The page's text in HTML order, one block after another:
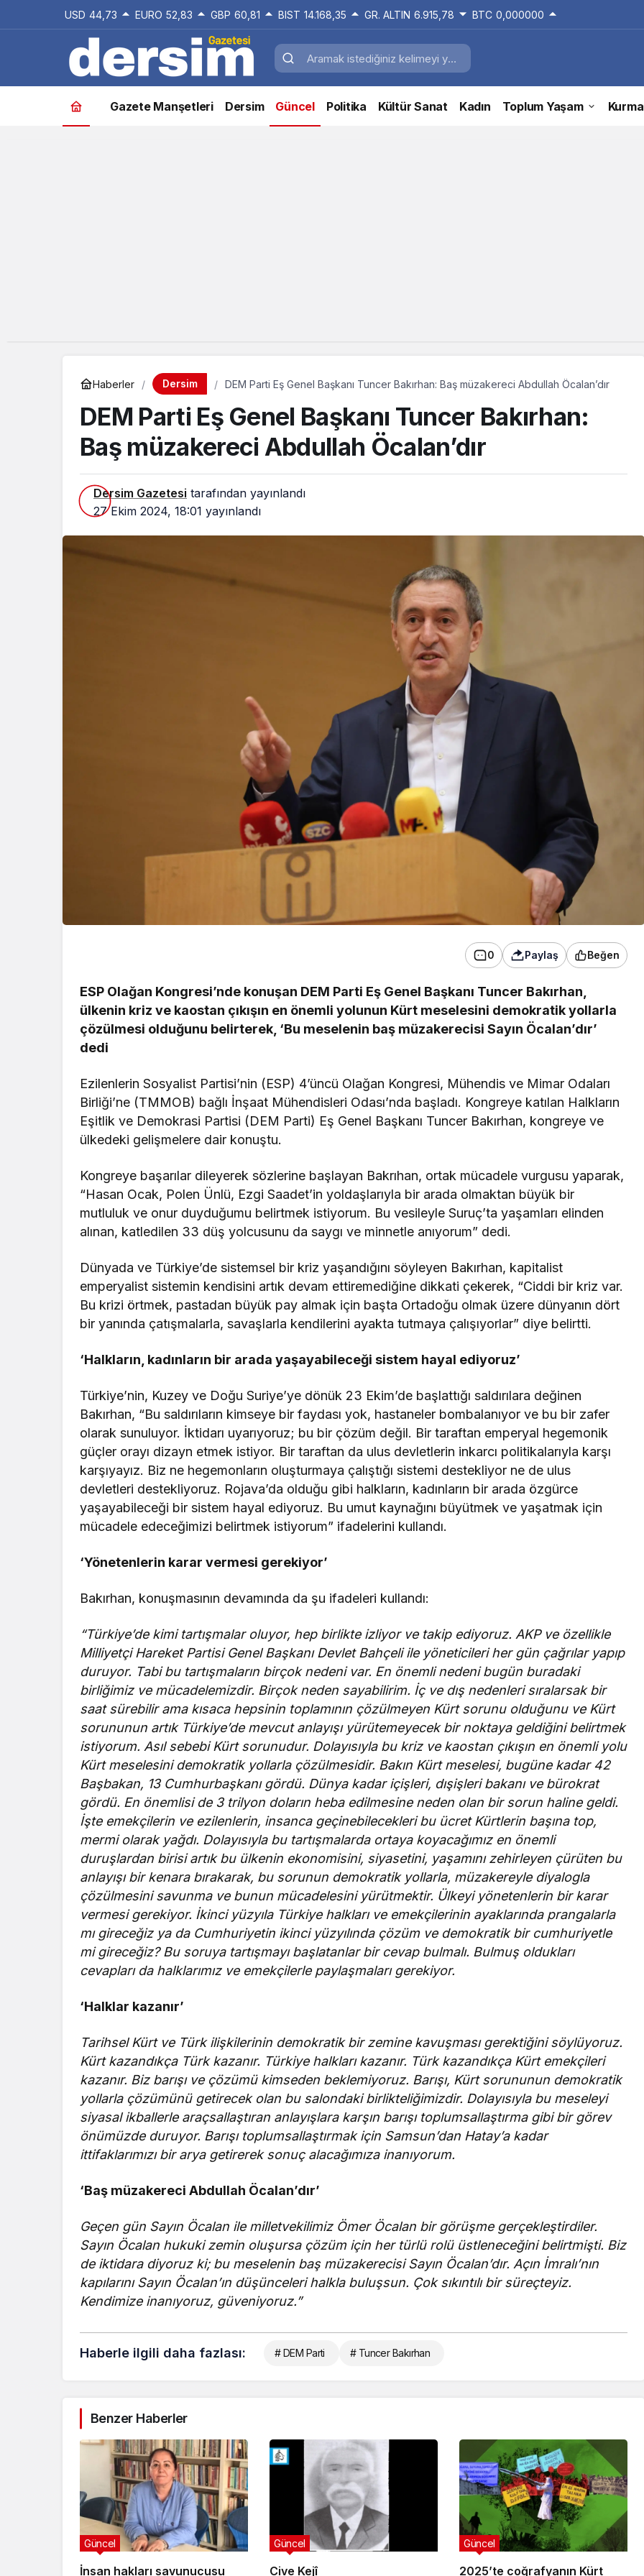
USD 44,73 EURO 52,83 GBP 60,81 BIST 14.168,35 GR. ALTIN 6.915,78 BTC 0,000000
Gazete Manşetleri Dersim Güncel Politika Kültür Sanat Kadın Toplum Yaşam
Haberler Dersim DEM Parti Eş Genel Başkanı Tuncer Bakırhan: Baş müzakereci Abdullah Öcalan’dır
DEM Parti Eş Genel Başkanı Tuncer Bakırhan:
Baş müzakereci Abdullah Öcalan’dır
Dersim Gazetesi tarafından yayınlandı
27 Ekim 2024, 18:01 yayınlandı
0 Paylaş Beğen
ESP Olağan Kongresi’nde konuşan DEM Parti Eş Genel Başkanı Tuncer Bakırhan,
ülkenin kriz ve kaostan çıkışın en önemli yolunun Kürt meselesini demokratik yollarla
çözülmesi olduğunu belirterek, ‘Bu meselenin baş müzakerecisi Sayın Öcalan’dır’
dedi
Ezilenlerin Sosyalist Partisi’nin (ESP) 4’üncü Olağan Kongresi, Mühendis ve Mimar Odaları
Birliği’ne (TMMOB) bağlı İnşaat Mühendisleri Odası’nda başladı. Kongreye katılan Halkların
Eşitlik ve Demokrasi Partisi (DEM Parti) Eş Genel Başkanı Tuncer Bakırhan, kongreye ve
ülkedeki gelişmelere dair konuştu.
Kongreye başarılar dileyerek sözlerine başlayan Bakrıhan, ortak mücadele vurgusu yaparak,
“Hasan Ocak, Polen Ünlü, Ezgi Saadet’in yoldaşlarıyla bir arada olmaktan büyük bir
mutluluk ve onur duyduğumu belirtmek istiyorum. Bu vesileyle Suruç’ta yaşamları elinden
alınan, katledilen 33 düş yolcusunu da saygı ve minnetle anıyorum” dedi.
Dünyada ve Türkiye’de sistemsel bir kriz yaşandığını söyleyen Bakırhan, kapitalist
emperyalist sistemin kendisini artık devam ettiremediğine dikkati çekerek, “Ciddi bir kriz var.
Bu krizi örtmek, pastadan büyük pay almak için başta Ortadoğu olmak üzere dünyanın dört
bir yanında çatışmalarla, savaşlarla kendilerini ayakta tutmaya çalışıyorlar” diye belirtti.
‘Halkların, kadınların bir arada yaşayabileceği sistem hayal ediyoruz’
Türkiye’nin, Kuzey ve Doğu Suriye’ye dönük 23 Ekim’de başlattığı saldırılara değinen
Bakırhan, “Bu saldırıların kimseye bir faydası yok, hastaneler bombalanıyor ve bu bir zafer
olarak sunuluyor. İktidarı uyarıyoruz; bu bir çözüm değil. Bir taraftan emperyal hegemonik
güçler orayı dizayn etmek istiyor. Bir taraftan da ulus devletlerin inkarcı politikalarıyla karşı
karşıyayız. Biz ne hegemonların oluşturmaya çalıştığı sistemi destekliyor ne de ulus
devletleri destekliyoruz. Rojava’da olduğu gibi halkların, kadınların bir arada özgürce
yaşayabileceği bir sistem hayal ediyoruz. Bu umut kaynağını büyütmek ve yaşatmak için
mücadele edeceğimizi belirtmek istiyorum” ifadelerini kullandı.
‘Yönetenlerin karar vermesi gerekiyor’
Bakırhan, konuşmasının devamında da şu ifadeleri kullandı:
“Türkiye’de kimi tartışmalar oluyor, hep birlikte izliyor ve takip ediyoruz. AKP ve özellikle
Milliyetçi Hareket Partisi Genel Başkanı Devlet Bahçeli ile yöneticileri her gün çağrılar yapıp
duruyor. Tabi bu tartışmaların birçok nedeni var. En önemli nedeni bugün buradaki
birliğimiz ve mücadelemizdir. Birçok neden sayabilirim. İç ve dış nedenleri sıralarsak bir
saat sürebilir ama kısaca hepsinin toplamının çözülmeyen Kürt sorunu olduğunu ve Kürt
sorununun artık Türkiye’de mevcut anlayışı yürütemeyecek bir noktaya geldiğini belirtmek
istiyorum. Asıl sebebi Kürt sorunudur. Dolayısıyla bu kriz ve kaostan çıkışın en önemli yolu
Kürt meselesini demokratik yollarla çözülmesidir. Bakın Kürt meselesi, bugüne kadar 42
Başbakan, 13 Cumhurbaşkanı gördü. Dünya kadar içişleri, dışişleri bakanı ve bürokrat
gördü. En önemlisi de 3 trilyon doların heba edilmesine neden olan bir sorun haline geldi.
İşte emekçilerin ve ezilenlerin, insanca geçinebilecekleri bu ücret Kürtlerin başına top,
mermi olarak yağdı. Dolayısıyla bu tartışmalarda ortaya koyacağımız en önemli
duruşlardan birisi artık bu ülkenin ekonomisini, siyasetini, yaşamını zehirleyen çürüten bu
anlayışı bir kenara bırakarak, bu sorunun demokratik yollarla, müzakereyle diyalogla
çözülmesini savunma ve bunun mücadelesini yürütmektir. Ülkeyi yönetenlerin bir karar
vermesi gerekiyor. İkinci yüzyıla Türkiye halkları ve emekçilerinin ayaklarında prangalarla
mı gireceğiz ya da Cumhuriyetin ikinci yüzyılında çözüm ve demokratik bir cumhuriyetle
mi gireceğiz? Bu soruya tartışmayı başlatanlar bir cevap bulmalı. Bulmuş oldukları
cevapları da halklarımız ve emekçilerle paylaşmaları gerekiyor.
‘Halklar kazanır’
Tarihsel Kürt ve Türk ilişkilerinin demokratik bir zemine kavuşması gerektiğini söylüyoruz.
Kürt kazandıkça Türk kazanır. Türkiye halkları kazanır. Türk kazandıkça Kürt emekçileri
kazanır. Biz barışı ve çözümü kimseden beklemiyoruz. Barışı, Kürt sorununun demokratik
yollarla çözümünü getirecek olan bu salondaki birlikteliğimizdir. Dolayısıyla bu meseleyi
siyasal ikballerle araçsallaştıran anlayışlara karşın barışı toplumsallaştırma gibi bir görev
önümüzde duruyor. Barışı toplumsallaştırmak için Samsun’dan Hatay’a kadar
ittifaklarımızı bir arya getirerek sonuç alacağımıza inanıyorum.
‘Baş müzakereci Abdullah Öcalan’dır’
Geçen gün Sayın Öcalan ile milletvekilimiz Ömer Öcalan bir görüşme gerçekleştirdiler.
Sayın Öcalan hukuki zemin oluşursa çözüm için her türlü rolü üstleneceğini belirtmişti. Biz
de iktidara diyoruz ki; bu meselenin baş müzakerecisi Sayın Öcalan’dır. Açın İmralı’nın
kapılarını Sayın Öcalan’ın düşünceleri halkla buluşsun. Çok sıkıntılı bir süreçteyiz.
Kendimize inanıyoruz, güveniyoruz.”
Haberle ilgili daha fazlası: # DEM Parti # Tuncer Bakırhan
Benzer Haberler
İnsan hakları savunucusu
Güncel
Cive Kejî
Güncel
2025’te coğrafyanın Kürt
Güncel
Güncel
Avrupa’da yetişen Dêrsîmli
çocuklar, memleketlerinde
konser verdi